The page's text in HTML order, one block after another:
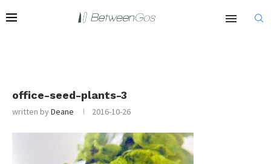
office-seed-plants-3
written byDeane 2016-10-26